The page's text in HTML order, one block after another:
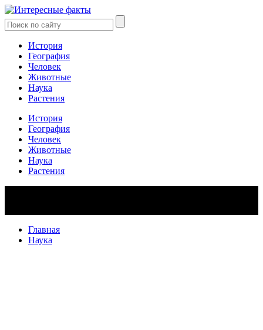
История
География
Человек
Животные
Наука
Растения
История
География
Человек
Животные
Наука
Растения
Главная
Наука